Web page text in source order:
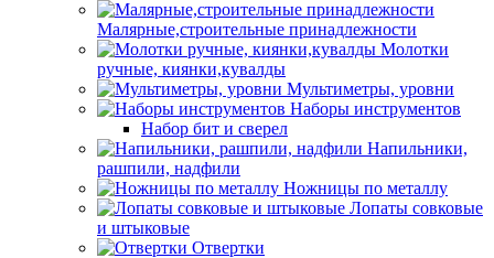
Малярные,строительные принадлежности
Молотки
ручные, киянки,кувалды
Мультиметры, уровни
Наборы инструментов
Набор бит и сверел
Напильники,
рашпили, надфили
Ножницы по металлу
Лопаты совковые
и штыковые
Отвертки